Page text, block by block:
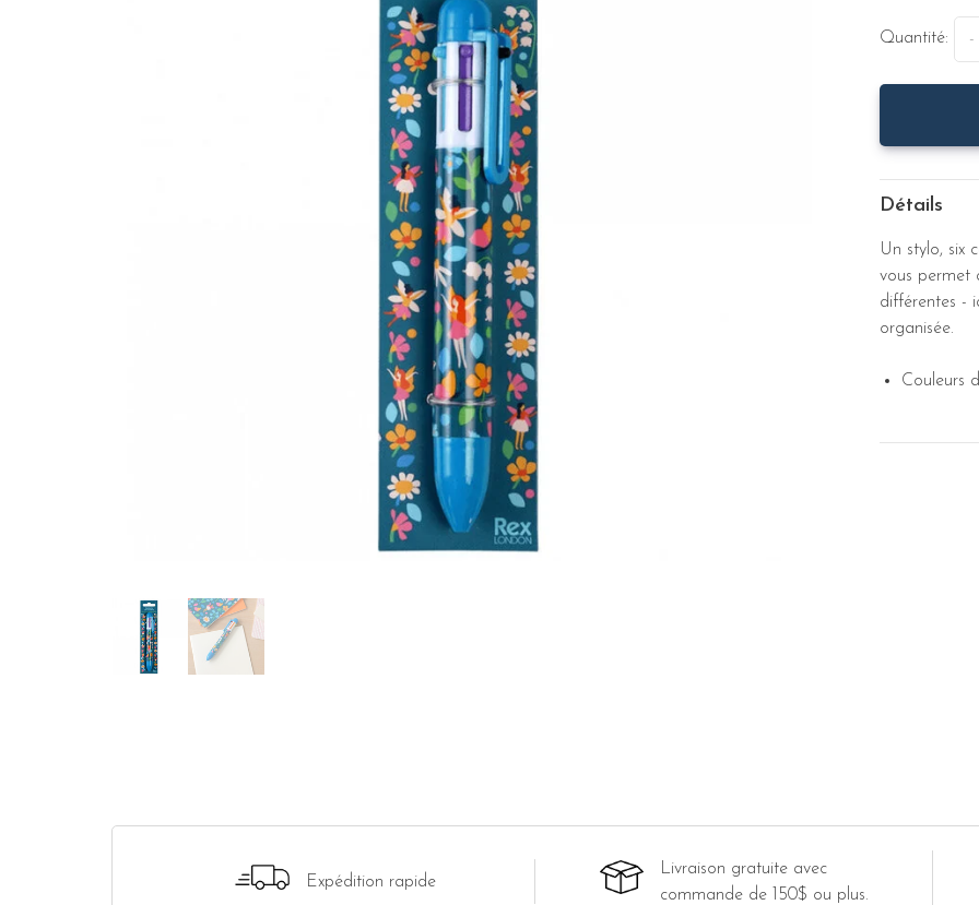
Quantité: -
Détails
Un stylo, six
vous permet
différentes -
organisée.
Couleurs
Expédition rapide
Livraison gratuite avec
commande de 150$ ou plus.